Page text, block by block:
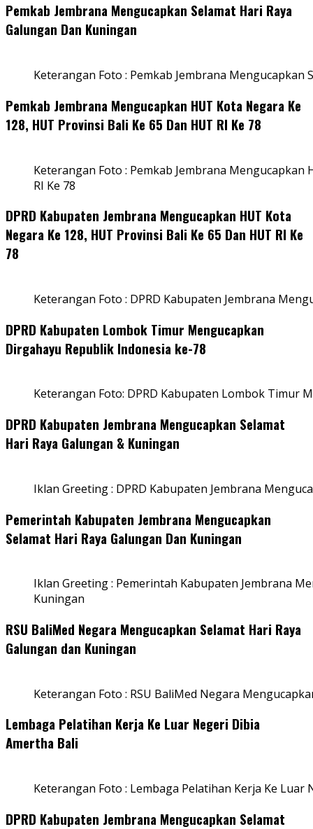
Pemkab Jembrana Mengucapkan Selamat Hari Raya
Galungan Dan Kuningan
Keterangan Foto : Pemkab Jembrana Mengucapkan
Pemkab Jembrana Mengucapkan HUT Kota Negara Ke
128, HUT Provinsi Bali Ke 65 Dan HUT RI Ke 78
Keterangan Foto : Pemkab Jembrana Mengucapkan
RI Ke 78
DPRD Kabupaten Jembrana Mengucapkan HUT Kota
Negara Ke 128, HUT Provinsi Bali Ke 65 Dan HUT RI Ke
78
Keterangan Foto : DPRD Kabupaten Jembrana
DPRD Kabupaten Lombok Timur Mengucapkan
Dirgahayu Republik Indonesia ke-78
Keterangan Foto: DPRD Kabupaten Lombok Timur
DPRD Kabupaten Jembrana Mengucapkan Selamat
Hari Raya Galungan & Kuningan
Iklan Greeting : DPRD Kabupaten Jembrana
Pemerintah Kabupaten Jembrana Mengucapkan
Selamat Hari Raya Galungan Dan Kuningan
Iklan Greeting : Pemerintah Kabupaten Jembrana
Kuningan
RSU BaliMed Negara Mengucapkan Selamat Hari Raya
Galungan dan Kuningan
Keterangan Foto : RSU BaliMed Negara
Lembaga Pelatihan Kerja Ke Luar Negeri Dibia
Amertha Bali
Keterangan Foto : Lembaga Pelatihan Kerja Ke Luar
DPRD Kabupaten Jembrana Mengucapkan Selamat